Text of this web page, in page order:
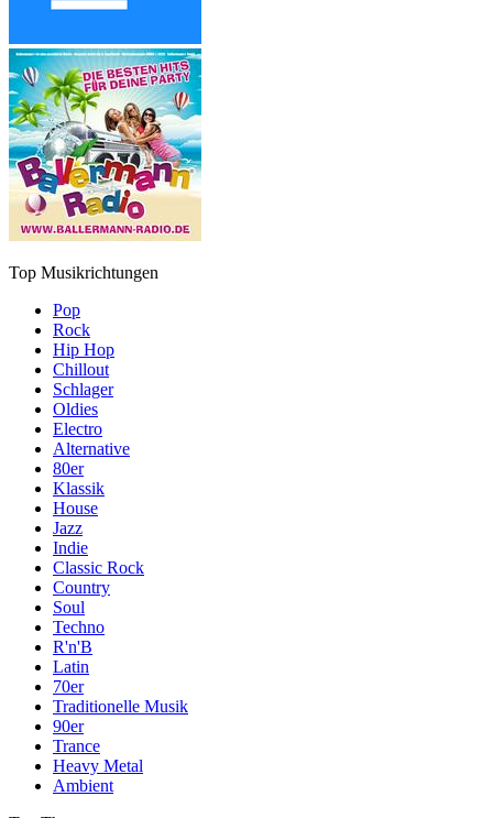
Top Musikrichtungen
Pop
Rock
Hip Hop
Chillout
Schlager
Oldies
Electro
Alternative
80er
Klassik
House
Jazz
Indie
Classic Rock
Country
Soul
Techno
R'n'B
Latin
70er
Traditionelle Musik
90er
Trance
Heavy Metal
Ambient